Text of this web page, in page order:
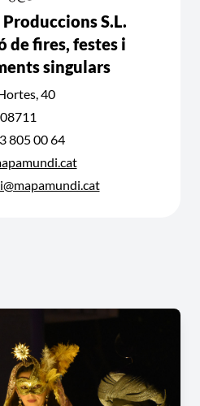
S.L.
de fires, festes i
singulars
40
08711
805 00 64